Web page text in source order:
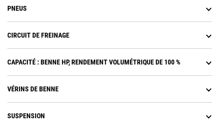
PNEUS
CIRCUIT DE FREINAGE
CAPACITÉ : BENNE HP, RENDEMENT VOLUMÉTRIQUE DE 100 %
VÉRINS DE BENNE
SUSPENSION